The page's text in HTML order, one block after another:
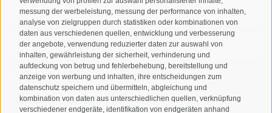
messung der werbeleistung, messung der performance von inhalten,
analyse von zielgruppen durch statistiken oder kombinationen von
daten aus verschiedenen quellen, entwicklung und verbesserung
der angebote, verwendung reduzierter daten zur auswahl von
inhalten, gewährleistung der sicherheit, verhinderung und
aufdeckung von betrug und fehlerbehebung, bereitstellung und
anzeige von werbung und inhalten, ihre entscheidungen zum
datenschutz speichern und übermitteln, abgleichung und
kombination von daten aus unterschiedlichen quellen, verknüpfung
verschiedener endgeräte, identifikation von endgeräten anhand
Ich habe dieDatenschutzbestimmungengelesen und
verstanden und stimme der Verarbeitung meiner
personenbezogenen Daten durch den Verantwortlichen zu